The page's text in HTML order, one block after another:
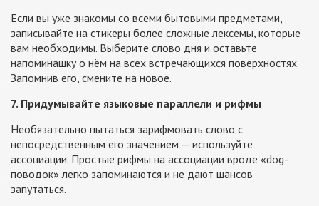
Если вы уже знакомы со всеми бытовыми предметами,
записывайте на стикеры более сложные лексемы, которые
вам необходимы. Выберите слово дня и оставьте
напоминашку о нём на всех встречающихся поверхностях.
Запомнив его, смените на новое.
7. Придумывайте языковые параллели и рифмы
Необязательно пытаться зарифмовать слово с
непосредственным его значением — используйте
ассоциации. Простые рифмы на ассоциации вроде «dog-
поводок» легко запоминаются и не дают шансов
запутаться.